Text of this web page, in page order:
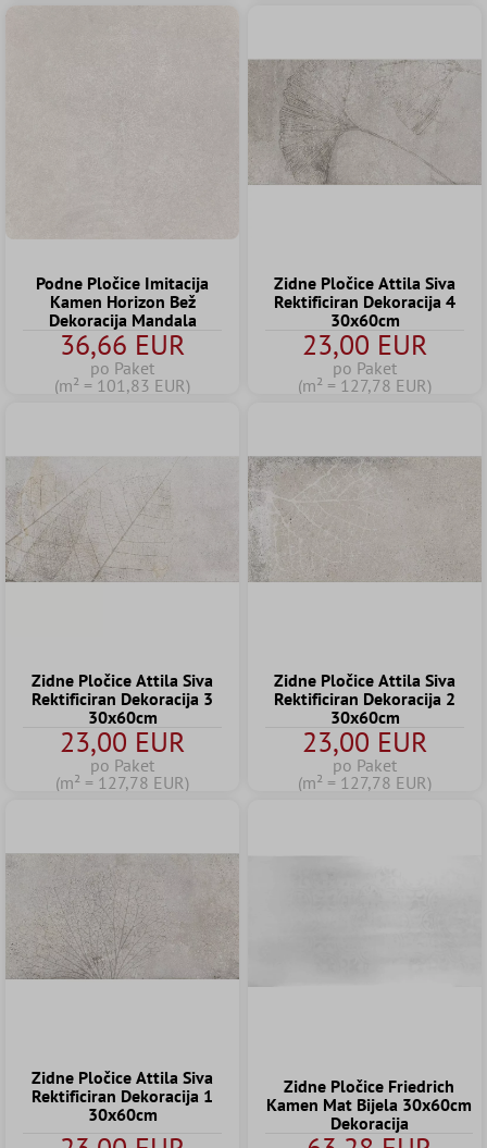
Podne Pločice Imitacija
Kamen Horizon Bež
Dekoracija Mandala
36,66 EUR
po Paket
(m² = 101,83 EUR)
Zidne Pločice Attila Siva
Rektificiran Dekoracija 4
30x60cm
23,00 EUR
po Paket
(m² = 127,78 EUR)
Zidne Pločice Attila Siva
Rektificiran Dekoracija 3
30x60cm
23,00 EUR
po Paket
(m² = 127,78 EUR)
Zidne Pločice Attila Siva
Rektificiran Dekoracija 2
30x60cm
23,00 EUR
po Paket
(m² = 127,78 EUR)
Zidne Pločice Attila Siva
Rektificiran Dekoracija 1
30x60cm
Zidne Pločice Friedrich
Kamen Mat Bijela 30x60cm
Dekoracija